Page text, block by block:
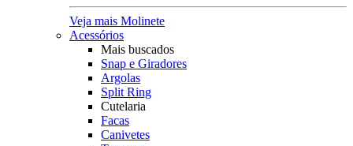
Veja mais Molinete
Acessórios
Mais buscados
Snap e Giradores
Argolas
Split Ring
Cutelaria
Facas
Canivetes